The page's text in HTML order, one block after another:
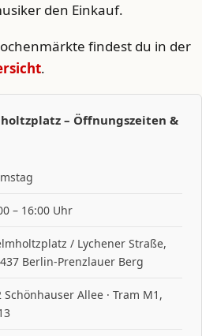
den Einkauf.
findest du in der
.
– Öffnungszeiten &
– 16:00 Uhr
/ Lychener Straße,
Berlin-Prenzlauer Berg
Schönhauser Allee · Tram M1,